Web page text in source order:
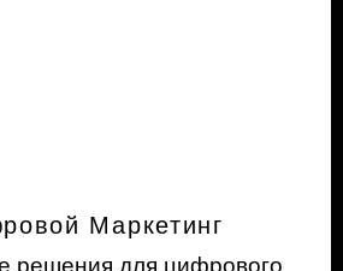
Маркетинг
решения для цифрового